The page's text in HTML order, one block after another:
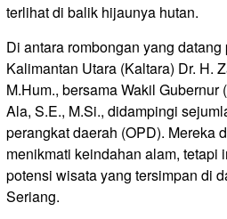
terlihat di balik hijaunya hutan.
Di antara rombongan yang
Kalimantan Utara (Kaltara) Dr. H.
M.Hum., bersama Wakil Gubernur
Ala, S.E., M.Si., didampingi
perangkat daerah (OPD). Mereka
menikmati keindahan alam, tetapi
potensi wisata yang tersimpan di
Seriang.